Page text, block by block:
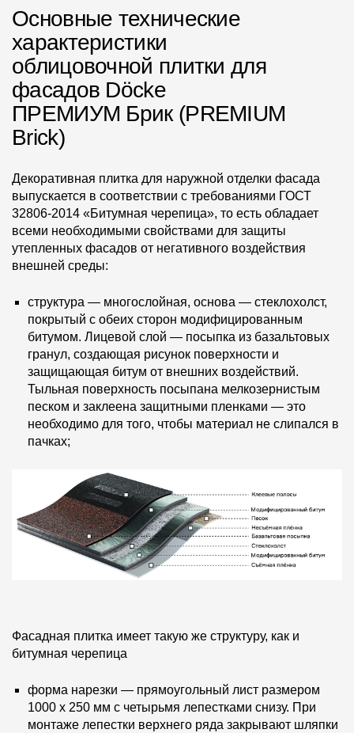
Основные технические
характеристики
облицовочной плитки для
фасадов Dӧcke
ПРЕМИУМ Брик (PREMIUM
Brick)
Декоративная плитка для наружной отделки фасада
выпускается в соответствии с требованиями ГОСТ
32806-2014 «Битумная черепица», то есть обладает
всеми необходимыми свойствами для защиты
утепленных фасадов от негативного воздействия
внешней среды:
структура — многослойная, основа — стеклохолст,
покрытый с обеих сторон модифицированным
битумом. Лицевой слой — посыпка из базальтовых
гранул, создающая рисунок поверхности и
защищающая битум от внешних воздействий.
Тыльная поверхность посыпана мелкозернистым
песком и заклеена защитными пленками — это
необходимо для того, чтобы материал не слипался в
пачках;
Фасадная плитка имеет такую же структуру, как и
битумная черепица
форма нарезки — прямоугольный лист размером
1000 х 250 мм с четырьмя лепестками снизу. При
монтаже лепестки верхнего ряда закрывают шляпки